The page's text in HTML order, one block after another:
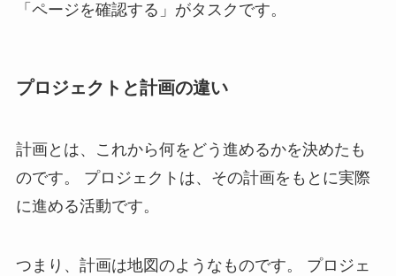
「ページを確認する」がタスクです。
プロジェクトと計画の違い
計画とは、これから何をどう進めるかを決めたも
のです。 プロジェクトは、その計画をもとに実際
に進める活動です。
つまり、計画は地図のようなものです。 プロジェ